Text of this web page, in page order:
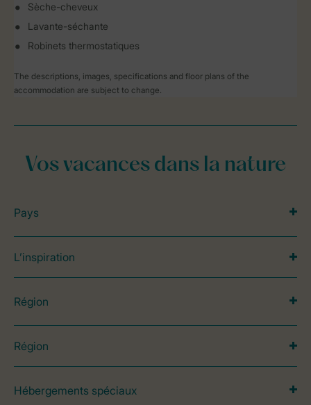
Sèche-cheveux
Lavante-séchante
Robinets thermostatiques
The descriptions, images, specifications and floor plans of the
accommodation are subject to change.
Vos vacances dans la nature
Pays
L’inspiration
Région
Région
Hébergements spéciaux